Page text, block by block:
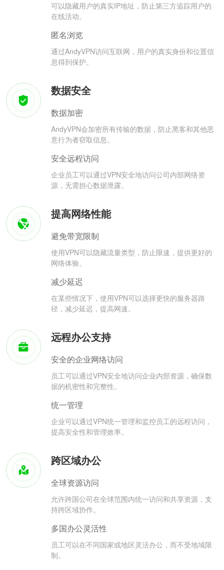
可以隐藏用户的真实IP地址，防止第三方追踪用户的
在线活动。
匿名浏览
通过AndyVPN访问互联网，用户的真实身份和位置信
息得到保护。
数据安全
数据加密
AndyVPN会加密所有传输的数据，防止黑客和其他恶
意行为者窃取信息。
安全远程访问
企业员工可以通过VPN安全地访问公司内部网络资
源，无需担心数据泄露。
提高网络性能
避免带宽限制
使用VPN可以隐藏流量类型，防止限速，提供更好的
网络体验。
减少延迟
在某些情况下，使用VPN可以选择更快的服务器路
径，减少延迟，提高网速。
远程办公支持
安全的企业网络访问
员工可以通过VPN安全地访问企业内部资源，确保数
据的机密性和完整性。
统一管理
企业可以通过VPN统一管理和监控员工的远程访问，
提高安全性和管理效率。
跨区域办公
全球资源访问
允许跨国公司在全球范围内统一访问和共享资源，支
持跨区域协作。
多国办公灵活性
员工可以在不同国家或地区灵活办公，而不受地域限
制。